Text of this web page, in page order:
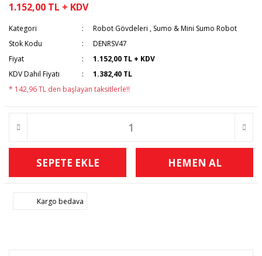
1.152,00 TL + KDV
Kategori Robot Gövdeleri , Sumo & Mini Sumo Robot
Stok Kodu
DENRSV47
Fiyat
1.152,00 TL + KDV
KDV Dahil Fiyatı
1.382,40 TL
* 142,96 TL den başlayan taksitlerle!!
SEPETE EKLE HEMEN AL
Kargo bedava